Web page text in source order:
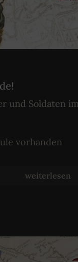
und Soldaten
vorhanden
weiterlesen